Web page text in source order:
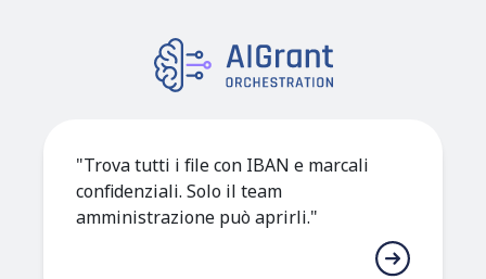
"Trova tutti i file con IBAN e marcali
confidenziali. Solo il team
amministrazione può aprirli."